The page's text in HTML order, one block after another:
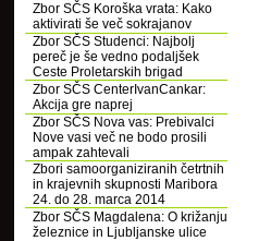
Zbor SČS Koroška vrata: Kako
aktivirati še več sokrajanov
Zbor SČS Studenci: Najbolj
pereč je še vedno podaljšek
Ceste Proletarskih brigad
Zbor SČS CenterIvanCankar:
Akcija gre naprej
Zbor SČS Nova vas: Prebivalci
Nove vasi več ne bodo prosili
ampak zahtevali
Zbori samoorganiziranih četrtnih
in krajevnih skupnosti Maribora
24. do 28. marca 2014
Zbor SČS Magdalena: O križanju
železnice in Ljubljanske ulice